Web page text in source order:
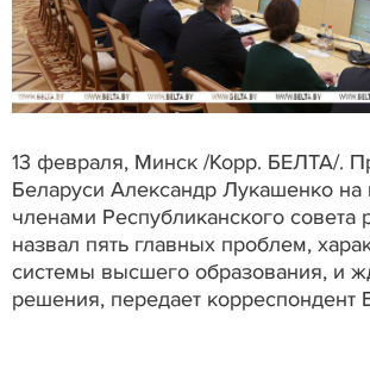
13 февраля, Минск /Корр. БЕЛТА/.
Беларуси Александр Лукашенко на
членами Республиканского совета
назвал пять главных проблем,
системы высшего образования, и
решения, передает корреспондент